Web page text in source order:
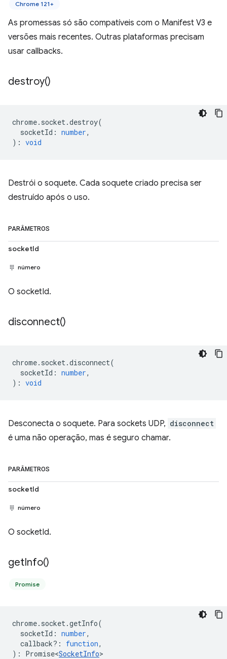
Chrome 121+
As promessas só são compatíveis com o Manifest V3 e
versões mais recentes. Outras plataformas precisam
usar callbacks.
destroy()
chrome. socket.destroy(
socketId : number,
) : void
Destrói o soquete. Cada soquete criado precisa ser
destruído após o uso.
PARÂMETROS
socketId
número
O socketId.
disconnect()
chrome. socket.disconnect(
socketId : number,
) : void
Desconecta o soquete. Para sockets UDP, disconnect
é uma não operação, mas é seguro chamar.
PARÂMETROS
socketId
número
O socketId.
getInfo()
Promise
chrome. socket.getInfo(
socketId : number,
callback? : function,
) : Promise<SocketInfo>